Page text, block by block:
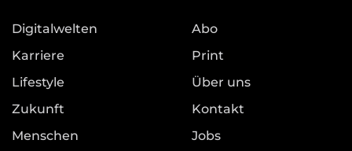
Digitalwelten
Karriere
Lifestyle
Zukunft
Menschen
Abo
Print
Über uns
Kontakt
Jobs